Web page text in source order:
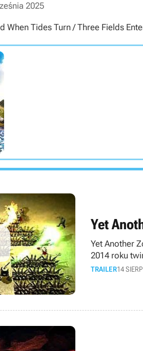
2025
When Tides Turn / Three Fields
Yet
Yet Another
2014 roku
TRAILER14